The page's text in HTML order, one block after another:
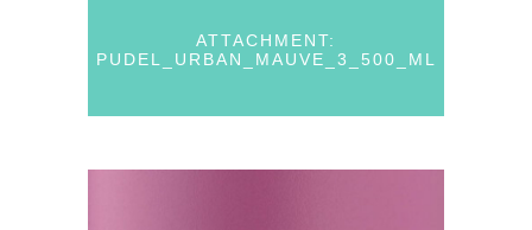
ATTACHMENT:
PUDEL_URBAN_MAUVE_3_500_ML